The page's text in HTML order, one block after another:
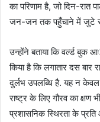
का परिणाम है, जो दिन-रात
जन-जन तक पहुँचाने में जुटे
उन्होंने बताया कि वर्ल्ड
किया है कि लगातार दस बार
दुर्लभ उपलब्धि है. यह न
राष्ट्र के लिए गौरव का
प्रशासनिक स्थिरता के प्रति